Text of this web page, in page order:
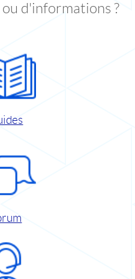
ou d'informations ?